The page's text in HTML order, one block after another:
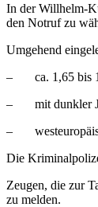
In der Willhelm-
den Notruf zu
Umgehend
– ca. 1,65 bis
– mit dunkler
–
Die
Zeugen, die zur
zu melden.